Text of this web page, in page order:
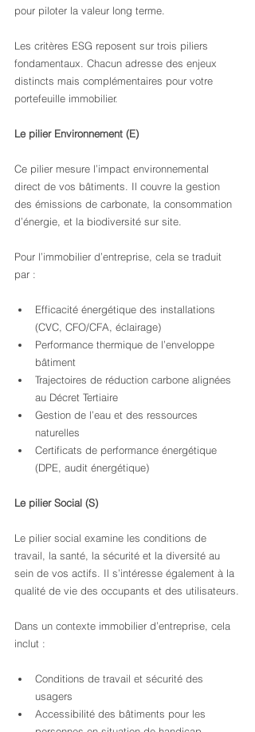
pour piloter la valeur long terme.
Les critères ESG reposent sur trois piliers
fondamentaux. Chacun adresse des enjeux
distincts mais complémentaires pour votre
portefeuille immobilier.
Le pilier Environnement (E)
Ce pilier mesure l’impact environnemental
direct de vos bâtiments. Il couvre la gestion
des émissions de carbonate, la consommation
d’énergie, et la biodiversité sur site.
Pour l’immobilier d’entreprise, cela se traduit
par :
Efficacité énergétique des installations
(CVC, CFO/CFA, éclairage)
Performance thermique de l’enveloppe
bâtiment
Trajectoires de réduction carbone alignées
au Décret Tertiaire
Gestion de l’eau et des ressources
naturelles
Certificats de performance énergétique
(DPE, audit énergétique)
Le pilier Social (S)
Le pilier social examine les conditions de
travail, la santé, la sécurité et la diversité au
sein de vos actifs. Il s’intéresse également à la
qualité de vie des occupants et des utilisateurs.
Dans un contexte immobilier d’entreprise, cela
inclut :
Conditions de travail et sécurité des
usagers
Accessibilité des bâtiments pour les